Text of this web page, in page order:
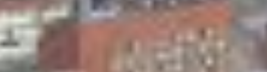
Skeittihalli
Varhaiskasvatus